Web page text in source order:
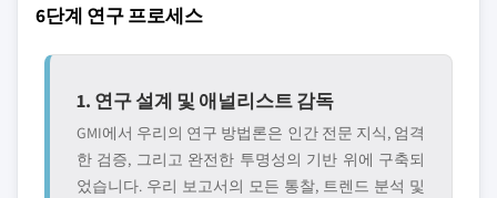
6단계 연구 프로세스
1. 연구 설계 및 애널리스트 감독
GMI에서 우리의 연구 방법론은 인간 전문 지식, 엄격
한 검증, 그리고 완전한 투명성의 기반 위에 구축되
었습니다. 우리 보고서의 모든 통찰, 트렌드 분석 및